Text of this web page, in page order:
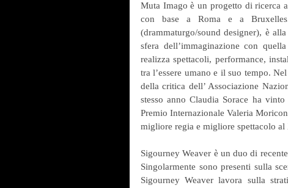
Muta Imago è un progetto di ricerca
con base a Roma e a
(drammaturgo/sound designer), è
sfera dell’immaginazione con
realizza spettacoli, performance,
tra l’essere umano e il suo tempo.
della critica dell’ Associazione
stesso anno Claudia Sorace ha
Premio Internazionale Valeria
migliore regia e migliore spettacolo
Sigourney Weaver è un duo di
Singolarmente sono presenti sulla
Sigourney Weaver lavora sulla